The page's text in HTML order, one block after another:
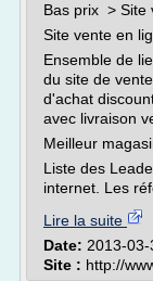
Bas prix > Site
Site vente en
Ensemble de
du site de
d'achat
avec livraison
Meilleur
Liste des
internet. Les
Lire la suite
Date: 2013-
Site : http://